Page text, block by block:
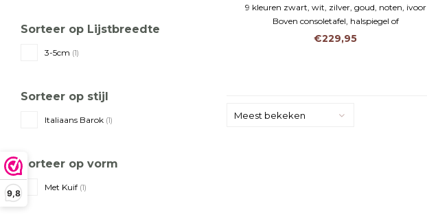
9,8
Sorteer op Lijstbreedte
3-5cm (1)
Sorteer op stijl
Italiaans Barok (1)
Sorteer op vorm
Met Kuif (1)
9 kleuren zwart, wit, zilver, goud, noten, ivoor
Boven consoletafel, halspiegel of
badkamerspiegel
€229,95
Meest bekeken